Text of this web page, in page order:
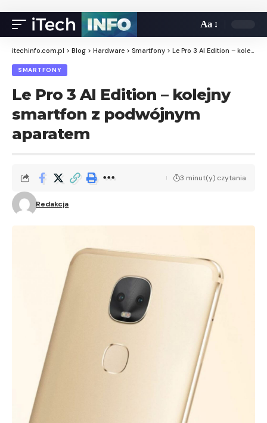
Aa
itechinfo.com.pl > Blog > Hardware > Smartfony > Le Pro 3 AI Edition – kolejny smartfon z podwójnym aparatem
SMARTFONY
Le Pro 3 AI Edition – kolejny
smartfon z podwójnym
aparatem
Redakcja
3 minut(y) czytania